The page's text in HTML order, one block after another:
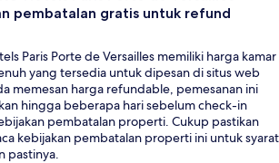
pembatalan gratis untuk refund
Paris Porte de Versailles memiliki harga kamar
yang tersedia untuk dipesan di situs web
memesan harga refundable, pemesanan ini
hingga beberapa hari sebelum check-in
pembatalan properti. Cukup pastikan
kebijakan pembatalan properti ini untuk syarat
pastinya.